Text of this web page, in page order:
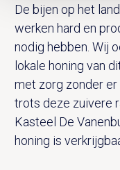
De bijen op het
werken hard en
nodig hebben. Wij
lokale honing van
met zorg zonder er
trots deze zuivere
Kasteel De
honing is